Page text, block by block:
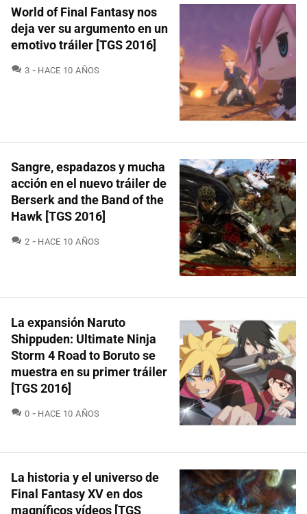
World of Final Fantasy nos
deja ver su argumento en un
emotivo tráiler [TGS 2016]
3 COMENTARIOS
HACE 10 AÑOS
Sangre, espadazos y mucha
acción en el nuevo tráiler de
Berserk and the Band of the
Hawk [TGS 2016]
2 COMENTARIOS
HACE 10 AÑOS
La expansión Naruto
Shippuden: Ultimate Ninja
Storm 4 Road to Boruto se
muestra en su primer tráiler
[TGS 2016]
0 COMENTARIOS
HACE 10 AÑOS
La historia y el universo de
Final Fantasy XV en dos
magníficos vídeos [TGS